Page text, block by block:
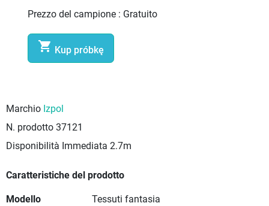
Prezzo del campione : Gratuito
 Kup próbkę
Marchio Izpol
N. prodotto 37121
Disponibilità Immediata 2.7m
Caratteristiche del prodotto
Modello
Tessuti fantasia